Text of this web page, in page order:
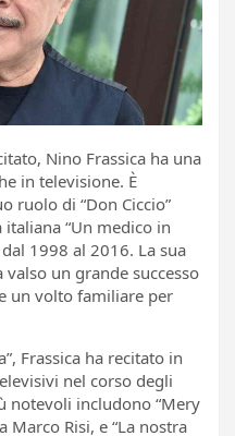
Nino Frassica ha una
in televisione. È
ruolo di “Don Ciccio”
“Un medico in
1998 al 2016. La sua
un grande successo
un volto familiare per
Frassica ha recitato in
nel corso degli
notevoli includono “Mery
Marco Risi, e “La nostra